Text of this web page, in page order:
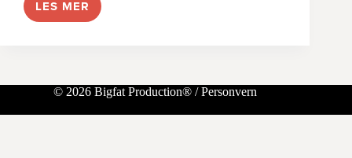
LES MER
7
TYPOGRAFISKE
AV
LESBARHET
OG
© 2026 Bigfat Production® /Personvern